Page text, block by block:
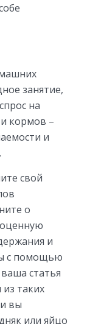
занятие,
на
кормов –
и
свой
о
и
с помощью
статья
таких
вы
или яйцо